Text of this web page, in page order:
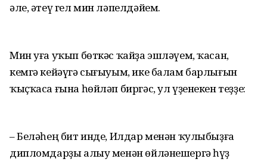
әле, әтеү гел мин ләпелдәйем.
Мин уға уҡып бөткәс ҡайҙа эшләүем, ҡасан,
кемгә кейәүгә сығыуым, ике балам барлығын
ҡыҫҡаса ғына һөйләп биргәс, ул үҙенекен теҙҙе:
– Беләһең бит инде, Илдар менән ҡулыбыҙға
дипломдарҙы алыу менән өйләнешергә һүҙ